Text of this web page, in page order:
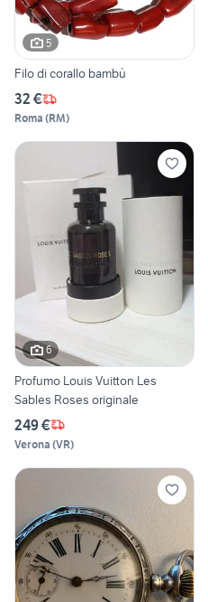
5
Filo di corallo bambù
32 €
Roma (RM)
6
Profumo Louis Vuitton Les
Sables Roses originale
249 €
Verona (VR)